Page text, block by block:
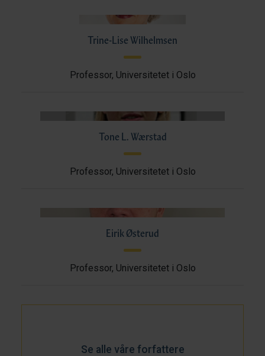
Trine-Lise Wilhelmsen
Professor, Universitetet i Oslo
Tone L. Wærstad
Professor, Universitetet i Oslo
Eirik Østerud
Professor, Universitetet i Oslo
Se alle våre forfattere